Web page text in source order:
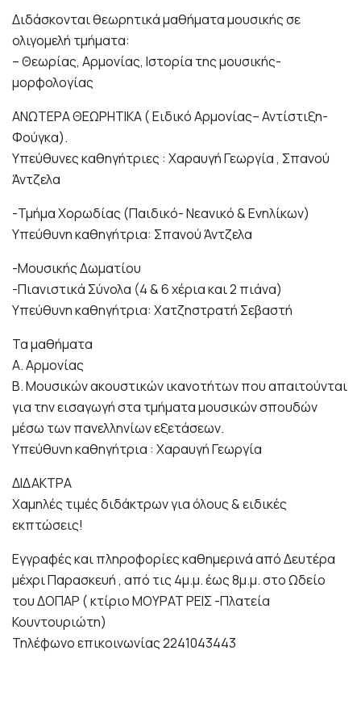
Διδάσκονται θεωρητικά μαθήματα μουσικής σε
ολιγομελή τμήματα:
– Θεωρίας, Αρμονίας, Ιστορία της μουσικής-
μορφολογίας
ΑΝΩΤΕΡΑ ΘΕΩΡΗΤΙΚΑ ( Ειδικό Αρμονίας– Αντίστιξη-
Φούγκα).
Υπεύθυνες καθηγήτριες : Χαραυγή Γεωργία , Σπανού
Άντζελα
-Τμήμα Χορωδίας (Παιδικό- Νεανικό & Ενηλίκων)
Υπεύθυνη καθηγήτρια: Σπανού Άντζελα
-Μουσικής Δωματίου
-Πιανιστικά Σύνολα (4 & 6 χέρια και 2 πιάνα)
Υπεύθυνη καθηγήτρια: Χατζηστρατή Σεβαστή
Τα μαθήματα
Α. Αρμονίας
Β. Μουσικών ακουστικών ικανοτήτων που απαιτούνται
για την εισαγωγή στα τμήματα μουσικών σπουδών
μέσω των πανελληνίων εξετάσεων.
Υπεύθυνη καθηγήτρια : Χαραυγή Γεωργία
ΔΙΔΑΚΤΡΑ
Χαμηλές τιμές διδάκτρων για όλους & ειδικές
εκπτώσεις!
Εγγραφές και πληροφορίες καθημερινά από Δευτέρα
μέχρι Παρασκευή , από τις 4μ.μ. έως 8μ.μ. στο Ωδείο
του ΔΟΠΑΡ ( κτίριο ΜΟΥΡΑΤ ΡΕΙΣ -Πλατεία
Κουντουριώτη)
Τηλέφωνο επικοινωνίας 2241043443